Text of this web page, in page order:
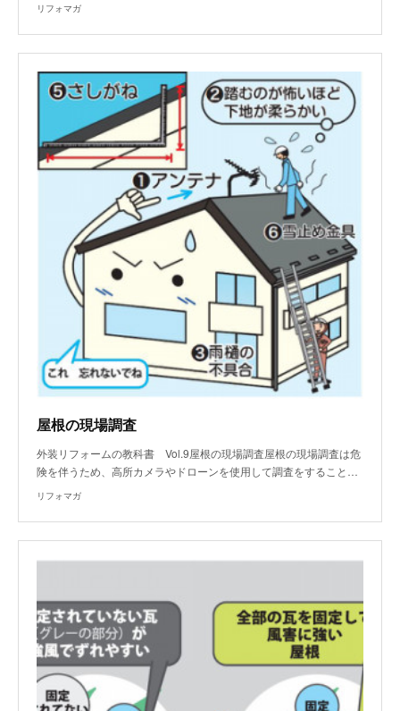
リフォマガ
屋根の現場調査
外装リフォームの教科書 Vol.9屋根の現場調査屋根の現場調査は危
険を伴うため、高所カメラやドローンを使用して調査をすること…
リフォマガ